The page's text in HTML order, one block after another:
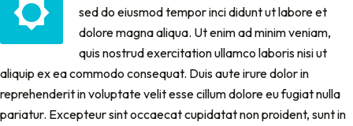
sed do eiusmod tempor inci didunt ut labore et
dolore magna aliqua. Ut enim ad minim veniam,
quis nostrud exercitation ullamco laboris nisi ut
aliquip ex ea commodo consequat. Duis aute irure dolor in
reprehenderit in voluptate velit esse cillum dolore eu fugiat nulla
pariatur. Excepteur sint occaecat cupidatat non proident, sunt in